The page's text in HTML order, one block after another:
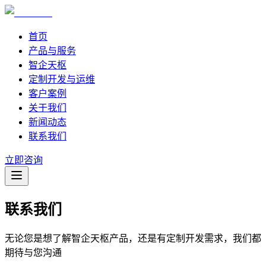
首页
产品与服务
智企天枢
定制开发与运维
客户案例
关于我们
新闻动态
联系我们
立即咨询
联系我们
无论您是想了解智企天枢产品，还是有定制开发需求，我们都
期待与您沟通